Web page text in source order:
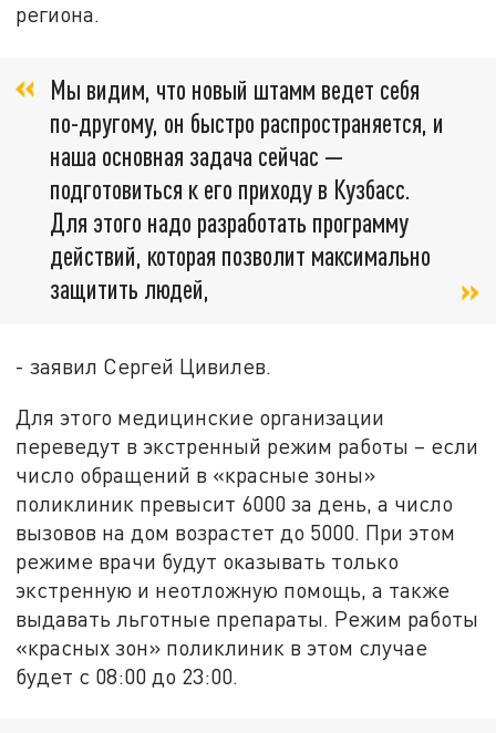
региона.
Мы видим, что новый штамм ведет себя
по-другому, он быстро распространяется, и
наша основная задача сейчас —
подготовиться к его приходу в Кузбасс.
Для этого надо разработать программу
действий, которая позволит максимально
защитить людей,
- заявил Сергей Цивилев.
Для этого медицинские организации
переведут в экстренный режим работы – если
число обращений в «красные зоны»
поликлиник превысит 6000 за день, а число
вызовов на дом возрастет до 5000. При этом
режиме врачи будут оказывать только
экстренную и неотложную помощь, а также
выдавать льготные препараты. Режим работы
«красных зон» поликлиник в этом случае
будет с 08:00 до 23:00.